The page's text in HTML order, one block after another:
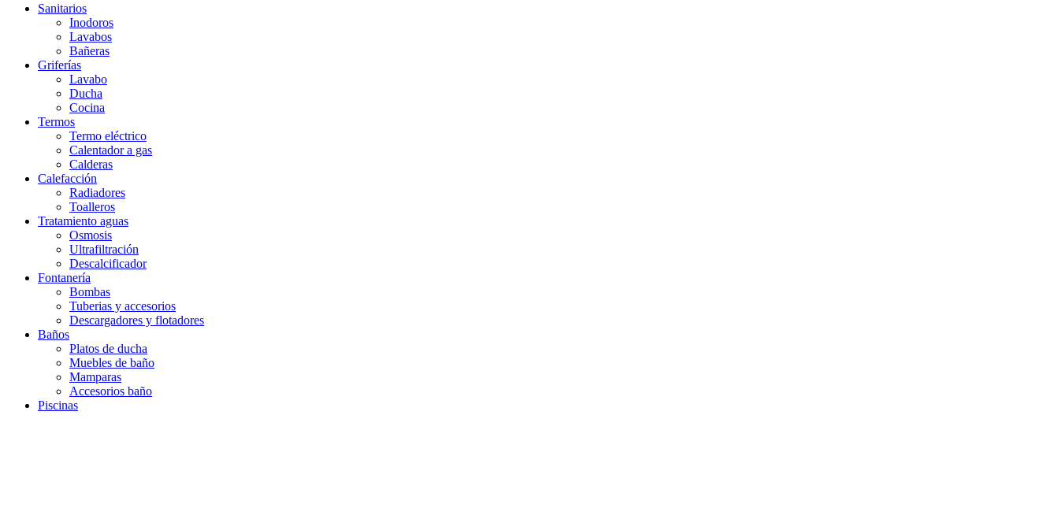
Sanitarios
Inodoros
Lavabos
Bañeras
Griferías
Lavabo
Ducha
Cocina
Termos
Termo eléctrico
Calentador a gas
Calderas
Calefacción
Radiadores
Toalleros
Tratamiento aguas
Osmosis
Ultrafiltración
Descalcificador
Fontanería
Bombas
Tuberias y accesorios
Descargadores y flotadores
Baños
Platos de ducha
Muebles de baño
Mamparas
Accesorios baño
Piscinas